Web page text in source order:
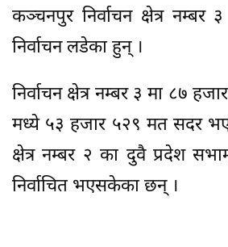
कञ्चनपुर निर्वाचन क्षेत्र नम्बर
निर्वाचन लडेका हुन् ।
निर्वाचन क्षेत्र नम्बर ३ मा ८७
मध्ये ५३ हजार ५२९ मत सदर
क्षेत्र नम्बर २ का दुवै प्रदेश
निर्वाचित भएसकेका छन् ।